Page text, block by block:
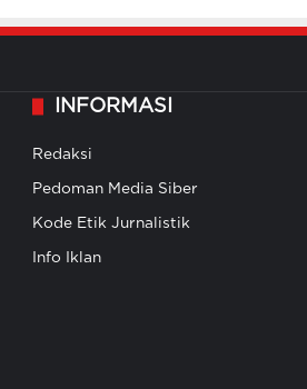
INFORMASI
Redaksi
Pedoman Media Siber
Kode Etik Jurnalistik
Info Iklan